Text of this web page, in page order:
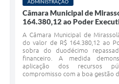
ADMINISTRAÇÃO
Câmara Municipal de
164.380,12 ao Poder
A Câmara Municipal de
do valor de R$ 164.380,12 ao
sobra do duodécimo
financeiro. A medida
aplicação dos recursos
compromisso com a boa gestão